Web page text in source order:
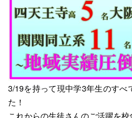
3/19を持って現中学3年生のすべ
た！
これからの生徒さんのご活躍を